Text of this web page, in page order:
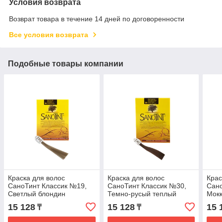
Условия возврата
Возврат товара в течение 14 дней по договоренности
Все условия возврата
Подобные товары компании
Краска для волос
СаноТинт Классик №19,
Светлый блондин
15 128 ₸
Краска для волос
СаноТинт Классик №30,
Темно-русый теплый
15 128₸ 15